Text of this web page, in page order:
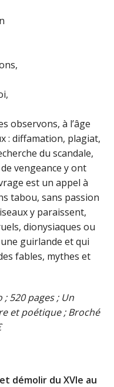
observons, à l’âge
: diffamation, plagiat,
du scandale,
vengeance y ont
est un appel à
tabou, sans passion
y paraissent,
dionysiaques ou
guirlande et qui
fables, mythes et
520 pages ; Un
et poétique ; Broché
démolir du XVIe au